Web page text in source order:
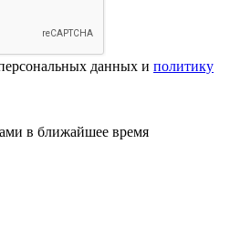
данных и политику
в ближайшее время